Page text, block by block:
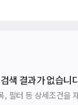
검색 결과가 없습니
, 필터 등 상세조건을